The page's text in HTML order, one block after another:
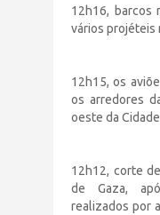
12h16, barcos
vários projéteis
12h15, os
os arredores
oeste da
12h12, corte
de Gaza,
realizados por